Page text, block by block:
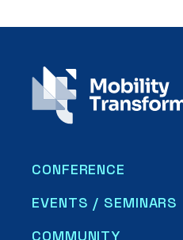
CONFERENCE
EVENTS / SEMINARS
COMMUNITY